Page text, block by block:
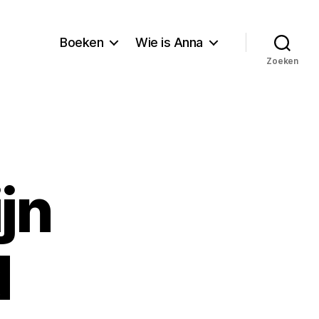
Boeken Wie is Anna
Zoeken